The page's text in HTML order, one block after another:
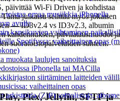
toistaa omaa musiikkia iPhonella
avulla
kansikuvien vaihtaminen
Spotifyssa: vaiheittainen opas
muokata laulujen sanoituksia
iPhonella tai MACilla
siirtäminen laitteiden
vaiheittainen opas
arkistoida (ZIP) soittolistoja,
päivittää Wi-Fi Driven ja kohdistaa
julkaisu selittää myös jokaisen
— ID3v2.4 vs ID3v2.3, albumin
kahdennuksen, pilvilatausmuodot ja
suoratoistopalveluiden suhteen.
Plex, Jellyfin, SFTP ja